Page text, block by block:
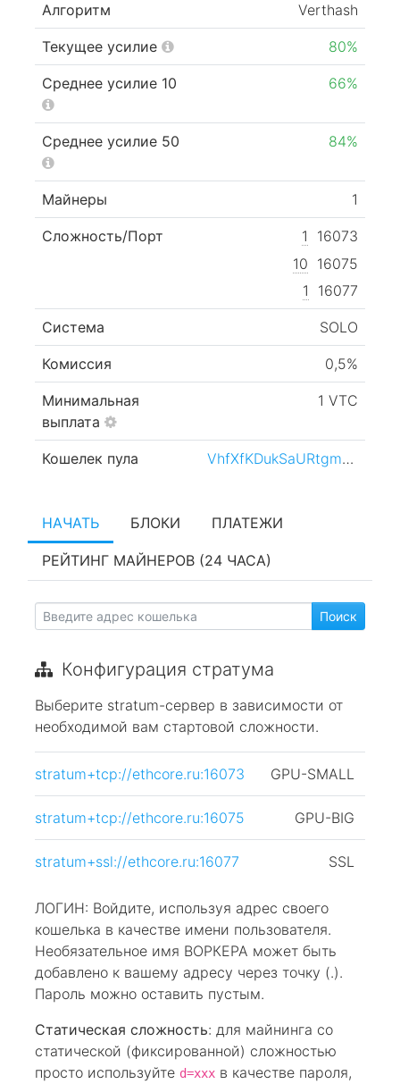
НАЧАТЬ БЛОКИ ПЛАТЕЖИ
РЕЙТИНГ МАЙНЕРОВ (24 ЧАСА)
Конфигурация стратума
Выберите stratum-сервер в зависимости от
необходимой вам стартовой сложности.
stratum+tcp://ethcore.ru:16073 GPU-SMALL
stratum+tcp://ethcore.ru:16075 GPU-BIG
stratum+ssl://ethcore.ru:16077 SSL
ЛОГИН: Войдите, используя адрес своего
кошелька в качестве имени пользователя.
Необязательное имя ВОРКЕРА может быть
добавлено к вашему адресу через точку (.).
Пароль можно оставить пустым.
Статическая сложность: для майнинга со
статической (фиксированной) сложностью
просто используйте d=xxx в качестве пароля,
Алгоритм Verthash
Текущее усилие 80%
Среднее усилие 10 66%
Среднее усилие 50 84%
Майнеры 1
Сложность/Порт 1
16073
10 16075
1
16077
Система SOLO
Комиссия 0,5%
Минимальная
выплата
1 VTC
Кошелек пула VhfXfKDukSaURtgmgv1XBh1LaqHY45kMoR